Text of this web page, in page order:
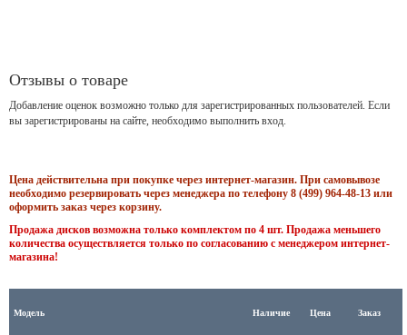
Отзывы о товаре
Добавление оценок возможно только для зарегистрированных пользователей. Если
вы зарегистрированы на сайте, необходимо выполнить вход.
Цена действительна при покупке через интернет-магазин. При самовывозе
необходимо резервировать через менеджера по телефону 8 (499) 964-48-13 или
оформить заказ через корзину.
Продажа дисков возможна только комплектом по 4 шт. Продажа меньшего
количества осуществляется только по согласованию с менеджером интернет-
магазина!
Модель Наличие Цена Заказ